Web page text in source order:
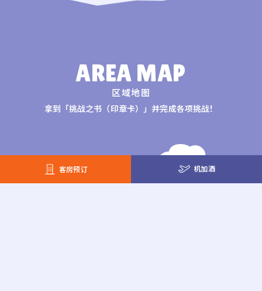
AREA MAP
区域地图
拿到「挑战之书（印章卡）」并完成各项挑战！
客房预订 机加酒